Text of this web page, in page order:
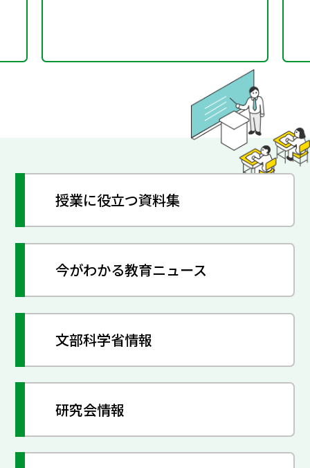
授業に役立つ資料集
今がわかる教育ニュース
文部科学省情報
研究会情報